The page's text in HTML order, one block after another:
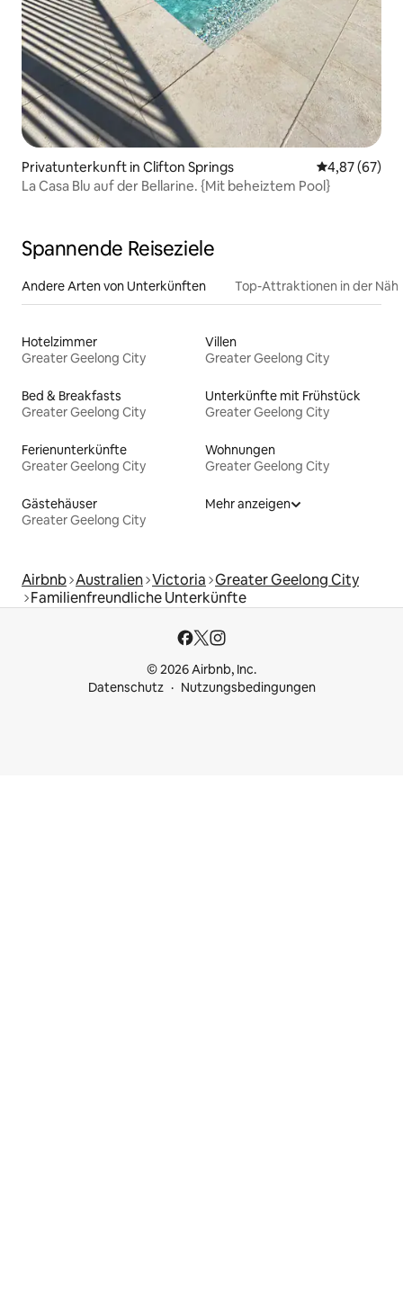
Privatunterkunft in Clifton Springs
4,87 (67)
La Casa Blu auf der Bellarine. {Mit beheiztem Pool}
Spannende Reiseziele
Andere Arten von Unterkünften Top-Attraktionen in der
Hotelzimmer
Greater Geelong City
Villen
Greater Geelong City
Bed & Breakfasts
Greater Geelong City
Unterkünfte mit Frühstück
Greater Geelong City
Ferienunterkünfte
Greater Geelong City
Wohnungen
Greater Geelong City
Gästehäuser
Greater Geelong City
Mehr anzeigen
Airbnb Australien Victoria Greater Geelong City
Familienfreundliche Unterkünfte
© 2026 Airbnb, Inc.
Datenschutz
Nutzungsbedingungen